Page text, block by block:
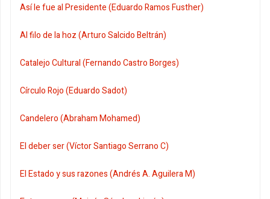
Así le fue al Presidente (Eduardo Ramos Fusther)
Al filo de la hoz (Arturo Salcido Beltrán)
Catalejo Cultural (Fernando Castro Borges)
Círculo Rojo (Eduardo Sadot)
Candelero (Abraham Mohamed)
El deber ser (Víctor Santiago Serrano C)
El Estado y sus razones (Andrés A. Aguilera M)